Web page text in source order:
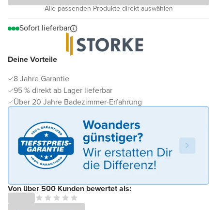
Deine Vorteile
8 Jahre Garantie
95 % direkt ab Lager lieferbar
Über 20 Jahre Badezimmer-Erfahrung
Von über 500 Kunden bewertet als:
Alle passenden Produkte direkt auswählen
Sofort lieferbar